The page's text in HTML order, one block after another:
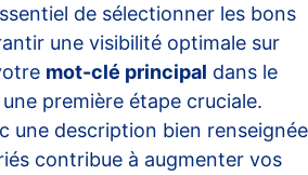
de sélectionner les bons
une visibilité optimale sur
mot-clé principal dans le
première étape cruciale.
une description bien renseignée
contribue à augmenter vos